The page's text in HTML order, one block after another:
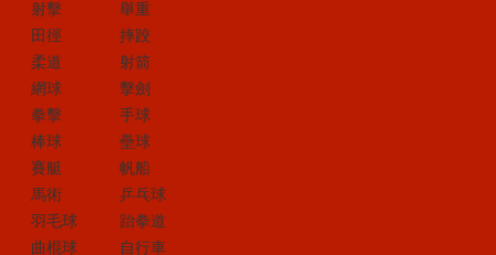
射擊
舉重
田徑
摔跤
柔道
射箭
網球
擊劍
拳擊
手球
棒球
壘球
賽艇
帆船
馬術
乒乓球
羽毛球
跆拳道
曲棍球
自行車